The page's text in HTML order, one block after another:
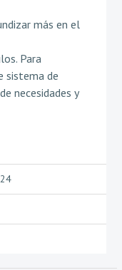
más en el
Para
sistema de
necesidades y